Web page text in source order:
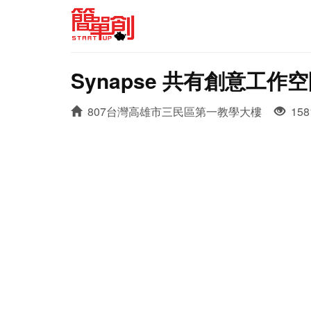
Synapse 共有創意工作
807台灣高雄市三民區第一教學大樓